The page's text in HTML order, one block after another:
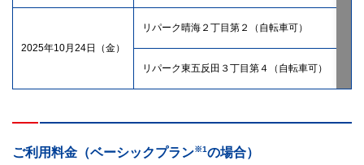
2025年10月24日（金）
リパーク晴海２丁目第２（自転車可）
リパーク東五反田３丁目第４（自転車可）
ご利用料金（ベーシックプラン※1の場合）